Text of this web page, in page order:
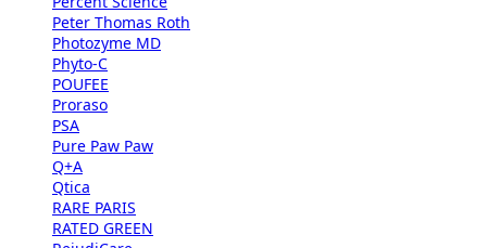
Peter Thomas Roth
Photozyme MD
Phyto-C
POUFEE
Proraso
PSA
Pure Paw Paw
Q+A
Qtica
RARE PARIS
RATED GREEN